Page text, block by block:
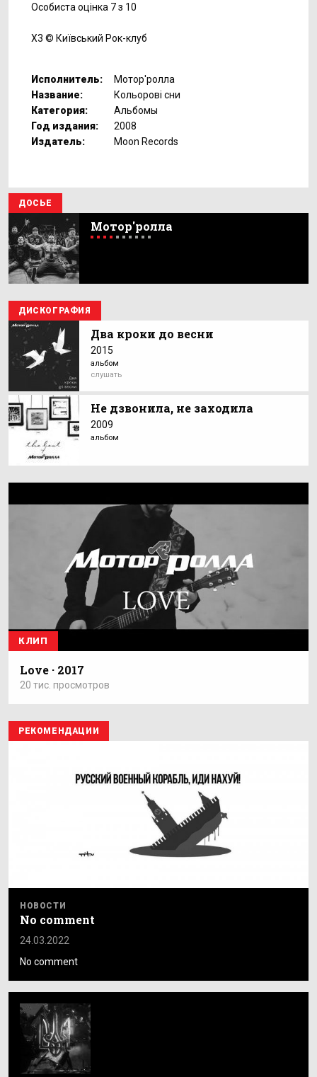
Особиста оцінка 7 з 10
X3 © Київський Рок-клуб
Исполнитель:
Мотор'ролла
Название:
Кольорові сни
Категория:
Альбомы
Год издания:
2008
Издатель:
Moon Records
ДОСЬЕ
Мотор'ролла
ДИСКОГРАФИЯ
Два кроки до весни
2015
альбом
слушать
Не дзвонила, не заходила
2009
альбом
КЛИП
Love · 2017
20 тис. просмотров
РЕКОМЕНДАЦИИ
НОВОСТИ
No comment
24.03.2022
No comment